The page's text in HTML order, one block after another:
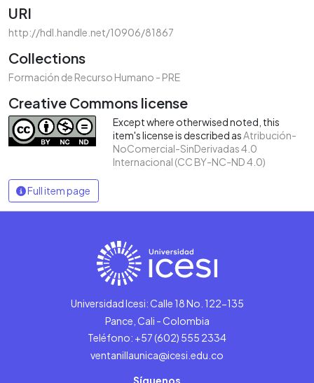
URI
http://hdl.handle.net/10906/81867
Collections
Formación de Recurso Humano - PRE
Creative Commons license
Except where otherwised noted, this
item's license is described asAtribución-
NoComercial-SinDerivadas 4.0
Internacional (CC BY-NC-ND 4.0)
Full item page
Universidad Icesi: Calle 18 No. 122-135
Pance, Cali - Colombia
Teléfono: +57 (602) 555 2334
ventanillaunica@icesi.edu.co
Síguenos